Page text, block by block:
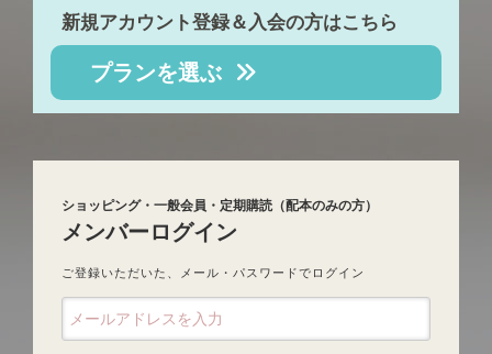
新規アカウント登録＆入会の方はこちら
プランを選ぶ
ショッピング・一般会員・定期購読（配本のみの方）
メンバーログイン
ご登録いただいた、メール・パスワードでログイン